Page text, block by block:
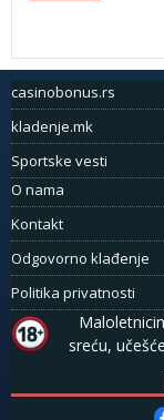
casinobonus.rs
kladenje.mk
Sportske vesti
O nama
Kontakt
Odgovorno klađenje
Politika privatnosti
sreću,